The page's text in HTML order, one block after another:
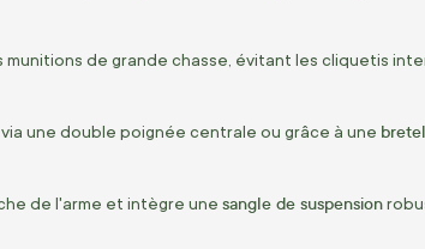
de grande chasse, évitant les cliquetis
une double poignée centrale ou grâce à une
de l'arme et intègre une sangle de suspension